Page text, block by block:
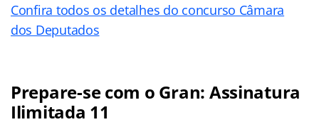
Confira todos os detalhes do concurso Câmara
dos Deputados
Prepare-se com o Gran: Assinatura
Ilimitada 11